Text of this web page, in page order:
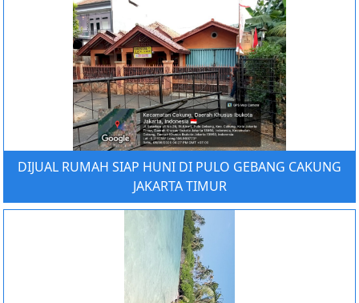
DIJUAL RUMAH SIAP HUNI DI PULO GEBANG CAKUNG
JAKARTA TIMUR